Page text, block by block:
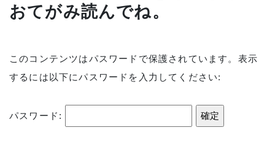
おてがみ読んでね。
このコンテンツはパスワードで保護されています。表示
するには以下にパスワードを入力してください:
パスワード: